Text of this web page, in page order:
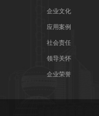
企业文化
应用案例
社会责任
领导关怀
企业荣誉